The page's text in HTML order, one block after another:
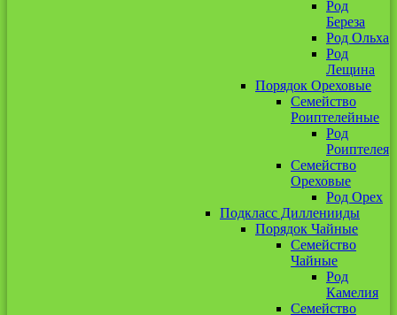
Род
Береза
Род Ольха
Род
Лещина
Порядок Ореховые
Семейство
Роиптелейные
Род
Роиптелея
Семейство
Ореховые
Род Орех
Подкласс Дилленииды
Порядок Чайные
Семейство
Чайные
Род
Камелия
Семейство